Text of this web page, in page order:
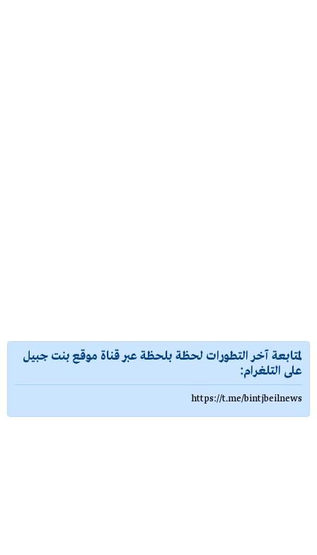
لمتابعة آخر التطورات لحظة بلحظة عبر قناة موقع بنت جبيل
على التلغرام:
https://t.me/bintjbeilnews